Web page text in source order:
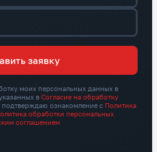
заявку
моих персональных данных в
в Согласие на обработку
подтверждаю ознакомление с Политика
обработки персональных
соглашением